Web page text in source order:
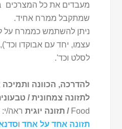
מעבדים את כל המצרכים
שמתקבל ממרח אחיד.
ניתן להשתמש כממרח על
עצמו, יחד עם אבוקדו
לסלט וכד'.
להדרכה, הכוונה
לתזונה צמחונית /
Food / תזונה יוגית ראה/י:
תזונה אחד על אחד ו